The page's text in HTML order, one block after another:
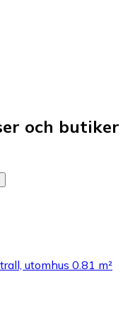
och butiker
utomhus 0.81 m²